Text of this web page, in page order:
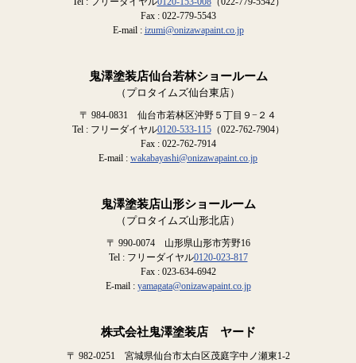
Fax : 022-779-5543
E-mail : izumi@onizawapaint.co.jp
鬼澤塗装店仙台若林ショールーム
（プロタイムズ仙台東店）
〒 984-0831 仙台市若林区沖野５丁目９−２４
Tel : フリーダイヤル0120-533-115（022-762-7904）
Fax : 022-762-7914
E-mail : wakabayashi@onizawapaint.co.jp
鬼澤塗装店山形ショールーム
（プロタイムズ山形北店）
〒 990-0074 山形県山形市芳野16
Tel : フリーダイヤル0120-023-817
Fax : 023-634-6942
E-mail : yamagata@onizawapaint.co.jp
株式会社鬼澤塗装店 ヤード
〒 982-0251 宮城県仙台市太白区茂庭字中ノ瀬東1-2